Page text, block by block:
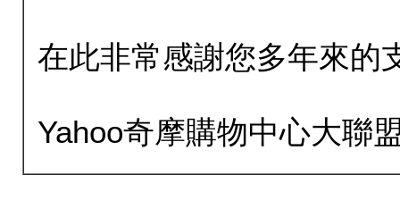
在此非常感謝您多年來的
Yahoo奇摩購物中心大